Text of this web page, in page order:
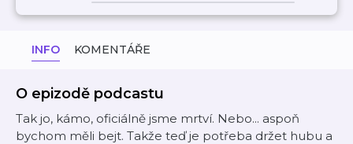
INFO KOMENTÁŘE
O epizodě podcastu
Tak jo, kámo, oficiálně jsme mrtví. Nebo... aspoň
bychom měli bejt. Takže teď je potřeba držet hubu a